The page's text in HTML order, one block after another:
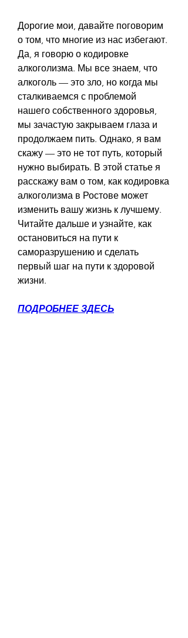
Дорогие мои, давайте поговорим
о том, что многие из нас избегают.
Да, я говорю о кодировке
алкоголизма. Мы все знаем, что
алкоголь — это зло, но когда мы
сталкиваемся с проблемой
нашего собственного здоровья,
мы зачастую закрываем глаза и
продолжаем пить. Однако, я вам
скажу — это не тот путь, который
нужно выбирать. В этой статье я
расскажу вам о том, как кодировка
алкоголизма в Ростове может
изменить вашу жизнь к лучшему.
Читайте дальше и узнайте, как
остановиться на пути к
саморазрушению и сделать
первый шаг на пути к здоровой
жизни.
ПОДРОБНЕЕ ЗДЕСЬ